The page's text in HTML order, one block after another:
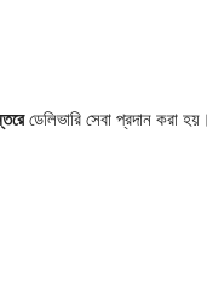
ডেলিভারি সেবা প্রদান করা হয়।